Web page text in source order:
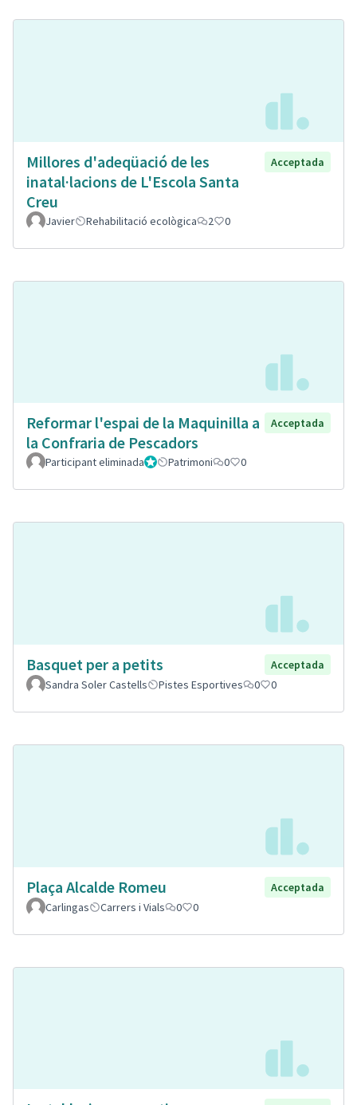
Millores d'adeqüació de les
inatal·lacions de L'Escola Santa
Creu
Acceptada
Javier Rehabilitació ecològica 2 0
Reformar l'espai de la Maquinilla a
la Confraria de Pescadors
Acceptada
Participant eliminadaAdministrador
Patrimoni 0 0
Basquet per a petits
Acceptada
Sandra Soler Castells
Pistes Esportives 0 0
Plaça Alcalde Romeu
Acceptada
Carlingas
Carrers i Vials 0 0